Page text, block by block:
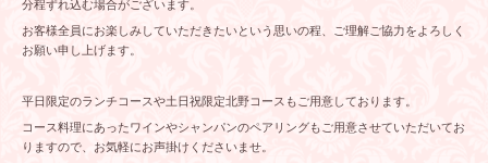
分程ずれ込む場合がございます。
お客様全員にお楽しみしていただきたいという思いの程、ご理解ご協力をよろしく
お願い申し上げます。
平日限定のランチコースや土日祝限定北野コースもご用意しております。
コース料理にあったワインやシャンパンのペアリングもご用意させていただいてお
りますので、お気軽にお声掛けくださいませ。